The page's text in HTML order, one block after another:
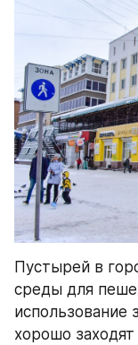
Пустырей в
среды для
использование
хорошо